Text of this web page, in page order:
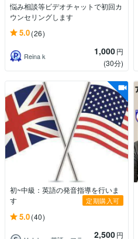
悩み相談等ビデオチャットで初回カ
ウンセリングします
5.0(26)
Reina k 1,000円
(30分)
初~中級：英語の発音指導を行いま
す
定期購入可
5.0(40)
2,500円